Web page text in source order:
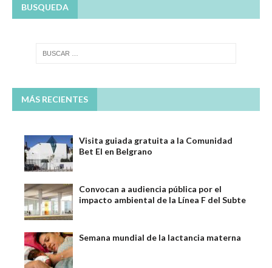
BUSQUEDA
MÁS RECIENTES
Visita guiada gratuita a la Comunidad
Bet El en Belgrano
Convocan a audiencia pública por el
impacto ambiental de la Línea F del Subte
Semana mundial de la lactancia materna